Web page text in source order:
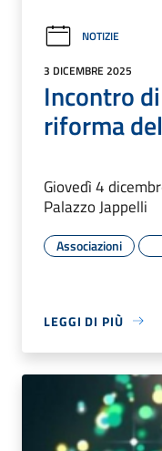
NOTIZIE
3 DICEMBRE 2025
Incontro
riforma
Giovedì 4
Palazzo Jappelli
Associazioni
LEGGI DI PIÙ